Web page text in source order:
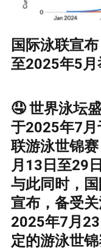
国际泳联宣
至2025年5月
🤤 世界泳坛
于2025年7月
联游泳世锦
月13日至29
与此同时，
宣布，备受
2025年7月
定的游泳世